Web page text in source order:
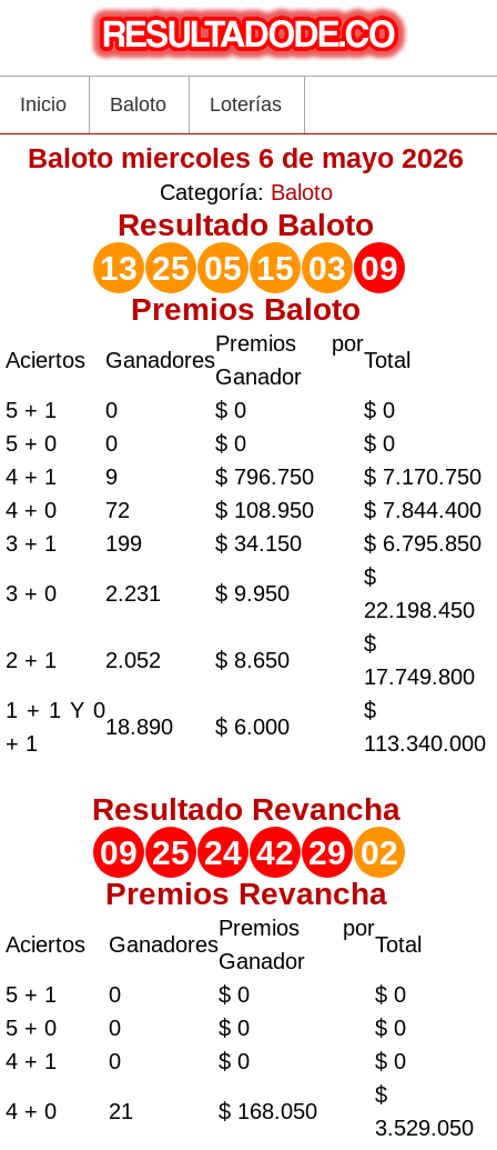
Inicio Baloto Loterías
Baloto miercoles 6 de mayo 2026
Categoría: Baloto
Resultado Baloto
13 25 05 15 03 09
Premios Baloto
Aciertos Ganadores
Premios por
Ganador
Total
5 + 1 0 $ 0
$ 0
5 + 0
0 $ 0
$ 0
4 + 1
9 $ 796.750
$ 7.170.750
4 + 0
72 $ 108.950
$ 7.844.400
3 + 1
199 $ 34.150 $ 6.795.850
3 + 0 2.231 $ 9.950
$
22.198.450
2 + 1 2.052 $ 8.650
$
17.749.800
1 + 1 Y 0
+ 1
18.890 $ 6.000
$
113.340.000
Resultado Revancha
09 25 24 42 29 02
Premios Revancha
Aciertos Ganadores
Premios por
Ganador
Total
5 + 1 0 $ 0
$ 0
5 + 0
0 $ 0
$ 0
4 + 1
0 $ 0 $ 0
4 + 0 21 $ 168.050
$
3.529.050